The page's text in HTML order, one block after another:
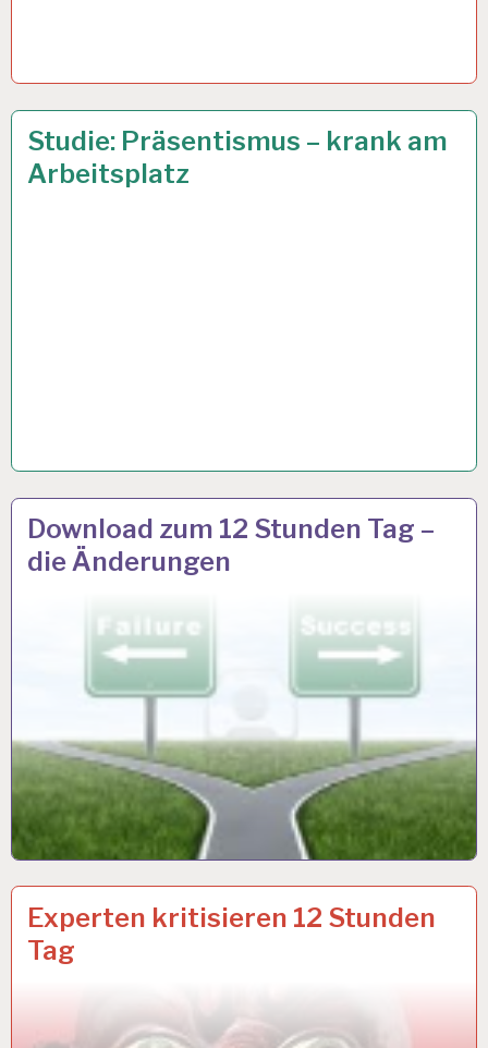
12-
STUNDEN-
ARBEITSTAG…
Studie: Präsentismus – krank am
Arbeitsplatz
19 DEZ. 2018
12-
STUNDEN-
ARBEITSTAG…
Download zum 12 Stunden Tag –
die Änderungen
27 SEP. 2018
12-
STUNDEN-
ARBEITSTAG…
Experten kritisieren 12 Stunden
Tag
28 JUNI 2018